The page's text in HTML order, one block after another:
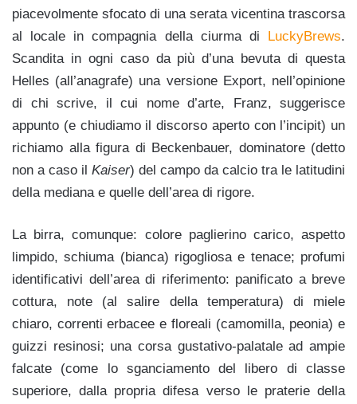
piacevolmente sfocato di una serata vicentina trascorsa
al locale in compagnia della ciurma di LuckyBrews.
Scandita in ogni caso da più d’una bevuta di questa
Helles (all’anagrafe) una versione Export, nell’opinione
di chi scrive, il cui nome d’arte, Franz, suggerisce
appunto (e chiudiamo il discorso aperto con l’incipit) un
richiamo alla figura di Beckenbauer, dominatore (detto
non a caso il Kaiser) del campo da calcio tra le latitudini
della mediana e quelle dell’area di rigore.
La birra, comunque: colore paglierino carico, aspetto
limpido, schiuma (bianca) rigogliosa e tenace; profumi
identificativi dell’area di riferimento: panificato a breve
cottura, note (al salire della temperatura) di miele
chiaro, correnti erbacee e floreali (camomilla, peonia) e
guizzi resinosi; una corsa gustativo-palatale ad ampie
falcate (come lo sganciamento del libero di classe
superiore, dalla propria difesa verso le praterie della